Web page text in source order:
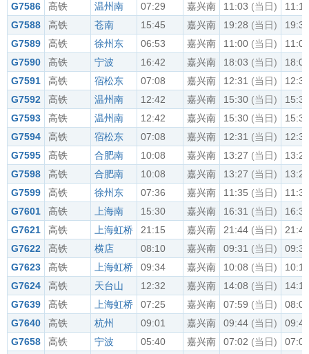
G7586
高铁 温州南 07:29 嘉兴南 11:03 (当日)
11:12
G7588
高铁 苍南 15:45 嘉兴南 19:28 (当日)
19:30
G7589
高铁 徐州东 06:53 嘉兴南 11:00 (当日)
11:02
G7590
高铁 宁波 16:42 嘉兴南 18:03 (当日)
18:05
G7591
高铁 宿松东 07:08 嘉兴南 12:31 (当日)
12:39
G7592
高铁 温州南 12:42 嘉兴南 15:30 (当日)
15:32
G7593
高铁 温州南 12:42 嘉兴南 15:30 (当日)
15:32
G7594
高铁 宿松东 07:08 嘉兴南 12:31 (当日)
12:39
G7595
高铁 合肥南 10:08 嘉兴南 13:27 (当日)
13:29
G7598
高铁 合肥南 10:08 嘉兴南 13:27 (当日)
13:29
G7599
高铁 徐州东 07:36 嘉兴南 11:35 (当日)
11:37
G7601
高铁 上海南 15:30 嘉兴南 16:31 (当日)
16:33
G7621
高铁 上海虹桥 21:15 嘉兴南 21:44 (当日)
21:47
G7622
高铁 横店 08:10 嘉兴南 09:31 (当日)
09:34
G7623
高铁 上海虹桥 09:34 嘉兴南 10:08 (当日)
10:14
G7624
高铁 天台山 12:32 嘉兴南 14:08 (当日)
14:10
G7639
高铁 上海虹桥 07:25 嘉兴南 07:59 (当日)
08:01
G7640
高铁 杭州 09:01 嘉兴南 09:44 (当日)
09:46
G7658
高铁 宁波 05:40 嘉兴南 07:02 (当日)
07:04